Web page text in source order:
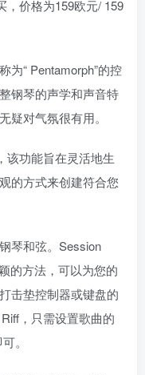
，价格为159欧元/ 159
为“ Pentamorph”的控
钢琴的声学和声音特
疑对气氛很有用。
该功能旨在灵活地生
的方式来创建符合您
琴和弦。Session
的方法，可以为您的
击垫控制器或键盘的
，只需设置歌曲的
。